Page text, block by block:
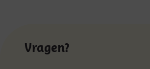
Vragen?